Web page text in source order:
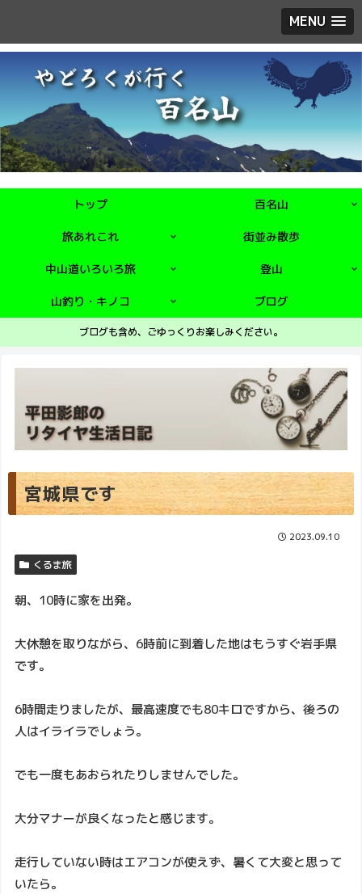
MENU
トップ 百名山
旅あれこれ 街並み散歩
中山道いろいろ旅 登山
山釣り・キノコ ブログ
ブログも含め、ごゆっくりお楽しみください。
宮城県です
2023.09.10
くるま旅
朝、10時に家を出発。
大休憩を取りながら、6時前に到着した地はもうすぐ岩手県
です。
6時間走りましたが、最高速度でも80キロですから、後ろの
人はイライラでしょう。
でも一度もあおられたりしませんでした。
大分マナーが良くなったと感じます。
走行していない時はエアコンが使えず、暑くて大変と思って
いたら。